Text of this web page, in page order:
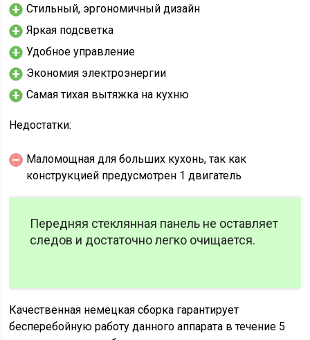
Стильный, эргономичный дизайн
Яркая подсветка
Удобное управление
Экономия электроэнергии
Самая тихая вытяжка на кухню
Недостатки:
Маломощная для больших кухонь, так как
конструкцией предусмотрен 1 двигатель
Передняя стеклянная панель не оставляет
следов и достаточно легко очищается.
Качественная немецкая сборка гарантирует
бесперебойную работу данного аппарата в течение 5